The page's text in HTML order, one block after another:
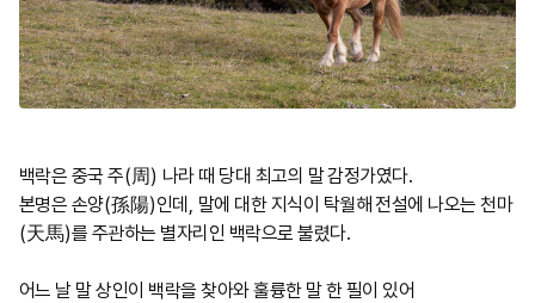
백락은 중국 주(周) 나라 때 당대 최고의 말 감정가였다.
본명은 손양(孫陽)인데 말에 대한 지식이 탁월해 전설에 나오는 천마
(天馬)를 주관하는 별자리인 백락으로 불렸다.
어느 날 말 상인이 백락을 찾아와 훌륭한 말 한 필이 있어